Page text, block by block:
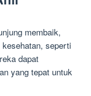
membaik,
seperti
dapat
yang tepat untuk